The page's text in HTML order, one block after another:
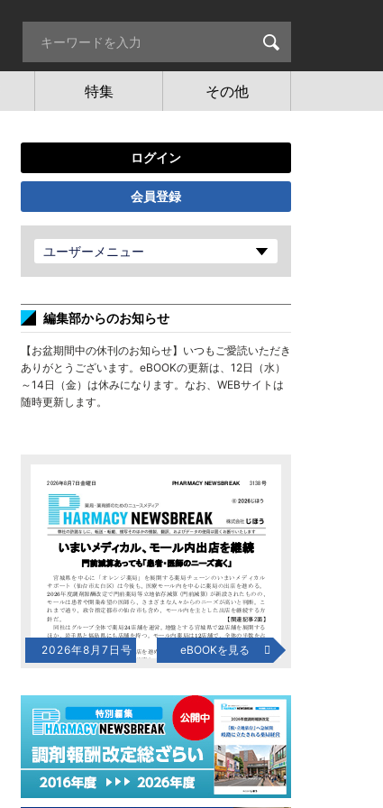
特集 その他
ログイン
会員登録
ユーザーメニュー
編集部からのお知らせ
【お盆期間中の休刊のお知らせ】いつもご愛読いただき
ありがとうございます。eBOOKの更新は、12日（水）
～14日（金）は休みになります。なお、WEBサイトは
随時更新します。
2026年8月7日号 eBOOKを見る